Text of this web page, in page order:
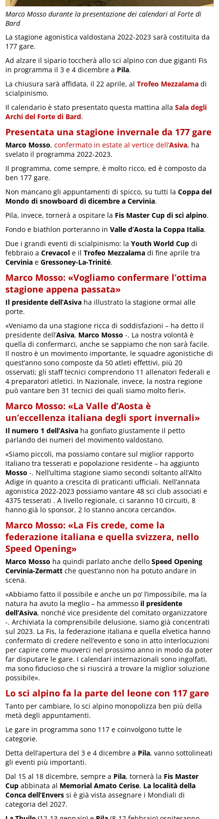
Marco Mosso durante la presentazione dei calendari al Forte di
Bard
La stagione agonistica valdostana 2022-2023 sarà costituita da
177 gare.
Ad alzare il sipario toccherà allo sci alpino con due giganti Fis
in programma il 3 e 4 dicembre a Pila.
La chiusura sarà affidata, il 22 aprile, alTrofeo Mezzalama di
scialpinismo.
Il calendario è stato presentato questa mattina allaSala degli
Archi del Forte di Bard.
Presentata una stagione invernale da 177 gare
Marco Mosso,confermato in estate al vertice dell’Asiva, ha
svelato il programma 2022-2023.
Il programma, come sempre, è molto ricco, ed è composto da
ben 177 gare.
Non mancano gli appuntamenti di spicco, su tutti laCoppa del
Mondo di snowboard di dicembre a Cervinia.
Pila, invece, tornerà a ospitare la Fis Master Cup di sci alpino.
Fondo e biathlon porteranno inValle d’Aosta la Coppa Italia.
Due i grandi eventi di scialpinismo: laYouth World Cup di
febbraio aCrevacol e ilTrofeo Mezzalama di fine aprile tra
Cervinia eGressoney-La-Trinité.
Marco Mosso: «Vogliamo confermare l’ottima
stagione appena passata»
Il presidente dell’Asiva ha illustrato la stagione ormai alle
porte.
«Veniamo da una stagione ricca di soddisfazioni – ha detto il
presidente dell’Asiva, Marco Mosso -. La nostra volontà è
quella di confermarci, anche se sappiamo che non sarà facile.
Il nostro è un movimento importante, le squadre agonistiche di
quest’anno sono composte da 50 atleti effettivi, più 20
osservati; gli staff tecnici comprendono 11 allenatori federali e
4 preparatori atletici. In Nazionale, invece, la nostra regione
può vantare ben 31 tecnici dei quali siamo molto fieri».
Marco Mosso: «La Valle d’Aosta è
un’eccellenza italiana degli sport invernali»
Il numero 1 dell’Asiva ha gonfiato giustamente il petto
parlando dei numeri del movimento valdostano.
«Siamo piccoli, ma possiamo contare sul miglior rapporto
italiano tra tesserati e popolazione residente – ha aggiunto
Mosso -. Nell’ultima stagione siamo secondi soltanto all’Alto
Adige in quanto a crescita di praticanti ufficiali. Nell’annata
agonistica 2022-2023 possiamo vantare 48 sci club associati e
4375 tesserati . A livello regionale, ci saranno 10 circuiti, 8
hanno già lo sponsor, 2 lo stanno ancora cercando».
Marco Mosso: «La Fis crede, come la
federazione italiana e quella svizzera, nello
Speed Opening»
Marco Mosso ha quindi parlato anche delloSpeed Opening
Cervinia-Zermatt che quest’anno non ha potuto andare in
scena.
«Abbiamo fatto il possibile e anche un po’ l’impossibile, ma la
natura ha avuto la meglio – ha ammesso il presidente
dell’Asiva, nonché vice presidente del comitato organizzatore
-. Archiviata la comprensibile delusione, siamo già concentrati
sul 2023. La Fis, la federazione italiana e quella elvetica hanno
confermato di credere nell’evento e sono in atto interlocuzioni
per capire come muoverci nel prossimo anno in modo da poter
far disputare le gare. I calendari internazionali sono ingolfati,
ma sono fiducioso che si riuscirà a trovare la miglior soluzione
possibile».
Lo sci alpino fa la parte del leone con 117 gare
Tanto per cambiare, lo sci alpino monopolizza ben più della
metà degli appuntamenti.
Le gare in programma sono 117 e coinvolgono tutte le
categorie.
Detta dell’apertura del 3 e 4 dicembre a Pila, vanno sottolineati
gli eventi più importanti.
Dal 15 al 18 dicembre, sempre a Pila, tornerà la Fis Master
Cup abbinata al Memorial Amato Cerise. La località della
Conca dell’Envers si è già vista assegnare i Mondiali di
categoria del 2027.